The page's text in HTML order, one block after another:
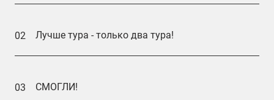
02 Лучше тура - только два тура!
03 СМОГЛИ!